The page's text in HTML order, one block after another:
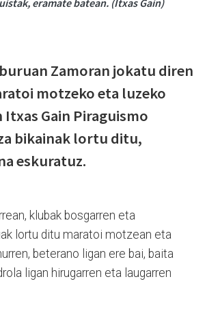
Zamoran jokatu diren
motzeko eta luzeko
Gain Piraguismo
bikainak lortu ditu,
eskuratuz.
klubak bosgarren eta
lortu ditu maratoi motzean eta
beterano ligan ere bai, baita
ligan hirugarren eta laugarren